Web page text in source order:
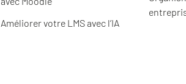
Améliorer votre LMS avec l’IA